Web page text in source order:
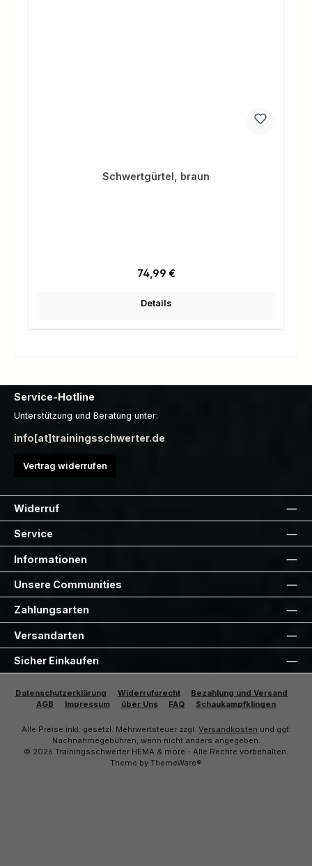
Schwertgürtel, braun
Regulärer Preis:
74,99 €
Details
Service-Hotline
Unterstützung und Beratung unter:
info[at]trainingsschwerter.de
Vertrag widerrufen
Widerruf
Service
Informationen
Unsere Communities
Zahlungsarten
Versandarten
Sicher Einkaufen
Datenschutzerklärung Widerrufsrecht
Bezahlung und Versand
AGB
Impressum über Uns FAQ Schaukampfklingen
Alle Preise inkl. gesetzl. Mehrwertsteuer zzgl. Versandkosten und ggf.
Nachnahmegebühren, wenn nicht anders angegeben.
© 2026 Trainingsschwerter HEMA & more - Alle Rechte vorbehalten.
Theme by ThemeWare®